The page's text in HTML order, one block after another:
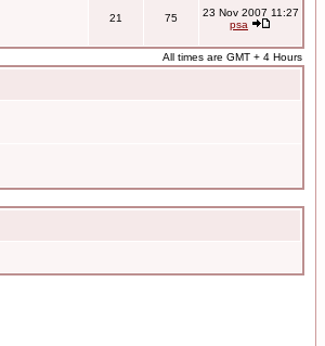
21 75
23 Nov 2007 11:27
psa
All times are GMT + 4 Hours